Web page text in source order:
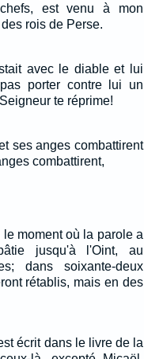
est venu à mon
rois de Perse.
avec le diable et lui
porter contre lui un
te réprime!
ses anges combattirent
combattirent,
moment où la parole a
jusqu'à l'Oint, au
dans soixante-deux
rétablis, mais en des
écrit dans le livre de la